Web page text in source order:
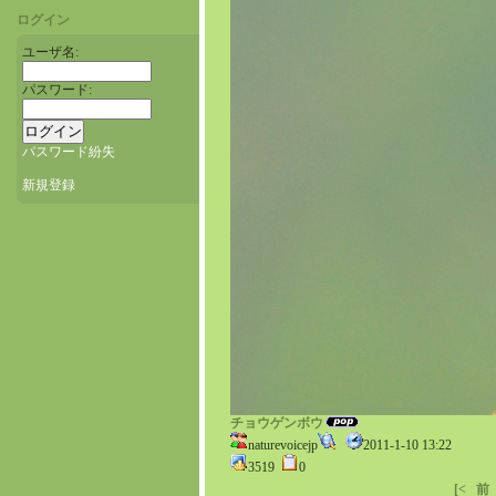
ログイン
ユーザ名:
パスワード:
パスワード紛失
新規登録
チョウゲンボウ
naturevoicejp
2011-1-10 13:22
3519
0
[<
前